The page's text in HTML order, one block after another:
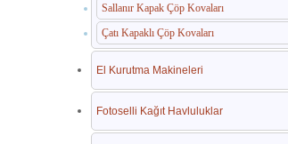
Sallanır Kapak Çöp Kovaları
Çatı Kapaklı Çöp Kovaları
El Kurutma Makineleri
Fotoselli Kağıt Havluluklar